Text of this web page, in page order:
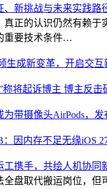
、新挑战与未来实践路
真正的认识仍然有赖
重要技术条件…
生成新变革，开启交互
将起诉博主 博主反击
带摄像头AirPods，发
：因内存不足无缘iOS
携手，共绘人机协同
全盘取代搬运岗位，